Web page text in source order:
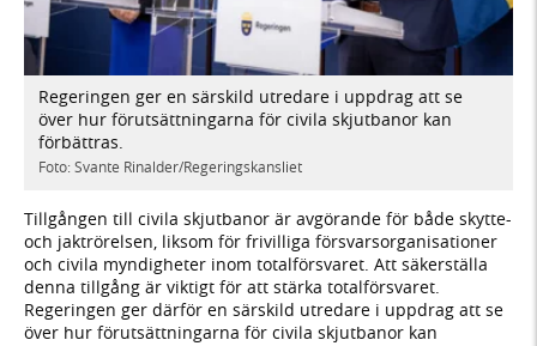
Regeringen ger en särskild utredare i uppdrag att se
över hur förutsättningarna för civila skjutbanor kan
förbättras.
Foto: Svante Rinalder/Regeringskansliet
Tillgången till civila skjutbanor är avgörande för både skytte-
och jaktrörelsen, liksom för frivilliga försvarsorganisationer
och civila myndigheter inom totalförsvaret. Att säkerställa
denna tillgång är viktigt för att stärka totalförsvaret.
Regeringen ger därför en särskild utredare i uppdrag att se
över hur förutsättningarna för civila skjutbanor kan